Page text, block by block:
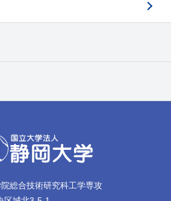
総合技術研究科工学専攻